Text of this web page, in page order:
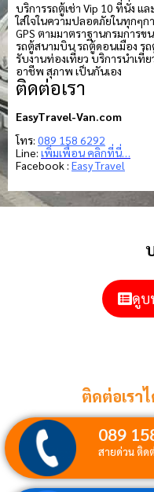
บริการรถตู้เช่า Vip 10 ที่นั่ง แ
ใส่ใจในความปลอดภัยในทุกๆ
GPS ตามมาตราฐานกรมการข
รถตู้สนามบิน รถตู้ดอนเมือง ร
รับงานท่องเที่ยว บริการนำเ
อาชีพ สุภาพ เป็นกันเอง
ติดต่อเรา
EasyTravel-Van.com
โทร: 089 158 6292
Line: เพิ่มเพื่อน คลิกที่นี่…
Facebook : Easy Travel
ดูบ
ติดต่อเรา
089
สายด่วน ติดต่